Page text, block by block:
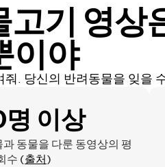
기 영상
이야
. 당신의 반려동물을 잊을
이상
동물을 다룬 동영상의 평
수 (출처)